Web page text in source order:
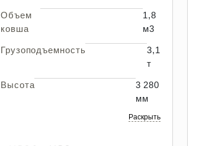
Объем
ковша
1,8
м3
Грузоподъемность
3,1
т
Высота
3 280
мм
Раскрыть